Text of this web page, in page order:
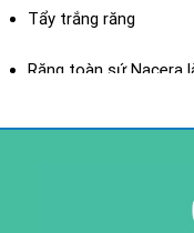
Dán sứ Veneer
Tẩy trắng răng
Răng toàn sứ Nacera
Răng sứ toàn sứ H-